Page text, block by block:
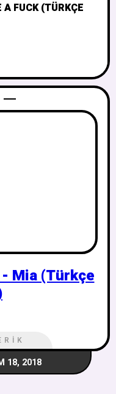
FUCK (TÜRKÇE
Mia (Türkçe
18, 2018